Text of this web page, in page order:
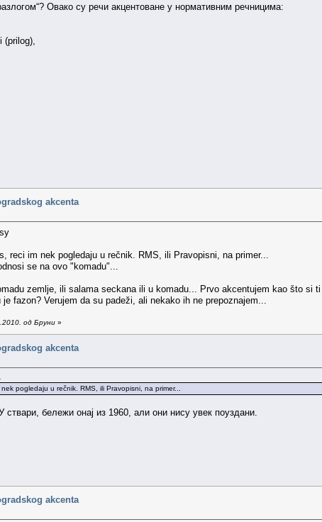
Овако су речи акцентоване у нормативним речницима:
akcenta
reci im nek pogledaju u rečnik. RMS, ili Pravopisni, na primer...
se na ovo "komadu"...
zemlje, ili salama seckana ili u komadu... Prvo akcentujem kao što si
fazon? Verujem da su padeži, ali nekako ih ne prepoznajem...
од Бруни »
akcenta
pogledaju u rečnik. RMS, ili Pravopisni, na primer...
бележи онај из 1960, али они нису увек поуздани.
akcenta